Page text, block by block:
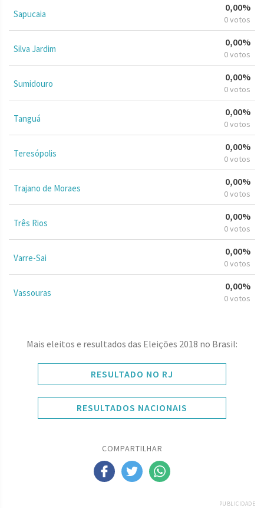
Sapucaia
0,00%
0 votos
Silva Jardim
0,00%
0 votos
Sumidouro
0,00%
0 votos
Tanguá
0,00%
0 votos
Teresópolis
0,00%
0 votos
Trajano de Moraes
0,00%
0 votos
Três Rios
0,00%
0 votos
Varre-Sai
0,00%
0 votos
Vassouras
0,00%
0 votos
Mais eleitos e resultados das Eleições 2018 no Brasil:
RESULTADO NO RJ
RESULTADOS NACIONAIS
COMPARTILHAR
PUBLICIDADE